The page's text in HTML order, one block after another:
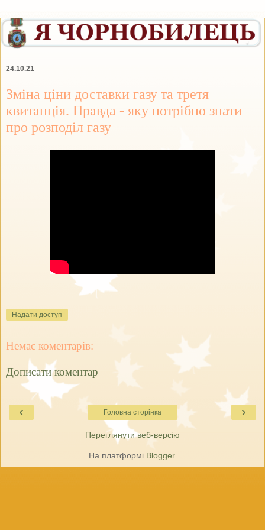
24.10.21
Зміна ціни доставки газу та третя
квитанція. Правда - яку потрібно знати
про розподіл газу
Надати доступ
Немає коментарів:
Дописати коментар
‹ ›
Головна сторінка
Переглянути веб-версію
На платформі Blogger.